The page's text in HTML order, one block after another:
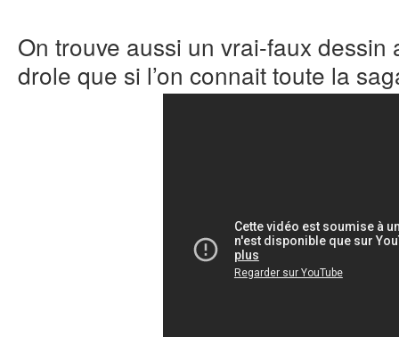
On trouve aussi un vrai-faux dessin
drole que si l’on connait toute la